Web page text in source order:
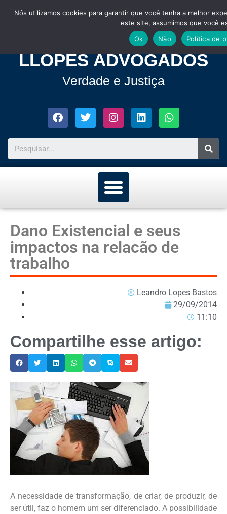
LLOPES ADVOGADOS
Verdade e Justiça
Dano Existencial e seus
impactos na relacão de
trabalho
Leandro Lopes Bastos
29/09/2014
11:10
Compartilhe esse artigo:
A necessidade de transformação, de criar, de produzir, de
ser útil, faz o homem um ser diferenciado. A possibilidade
Nós utilizamos cookies para garantir que você tenha a melhor
este site, assumimos que você
Ok
Não Política de